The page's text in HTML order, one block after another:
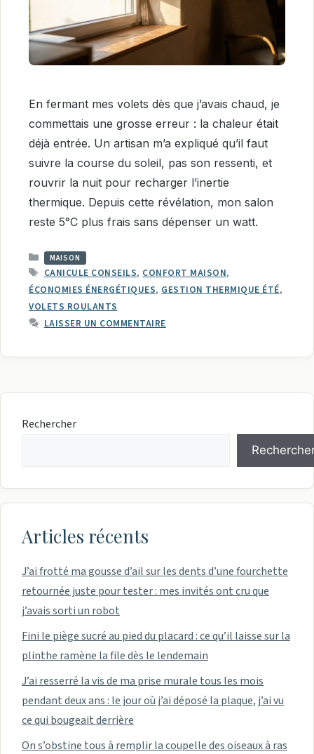
En fermant mes volets dès que j’avais chaud, je
commettais une grosse erreur : la chaleur était
déjà entrée. Un artisan m’a expliqué qu’il faut
suivre la course du soleil, pas son ressenti, et
rouvrir la nuit pour recharger l’inertie
thermique. Depuis cette révélation, mon salon
reste 5°C plus frais sans dépenser un watt.
CATÉGORIES
MAISON
ÉTIQUETTES
CANICULE CONSEILS, CONFORT MAISON,
ÉCONOMIES ÉNERGÉTIQUES, GESTION THERMIQUE ÉTÉ,
VOLETS ROULANTS
LAISSER UN COMMENTAIRE
Rechercher
Articles récents
J’ai frotté ma gousse d’ail sur les dents d’une fourchette
retournée juste pour tester : mes invités ont cru que
j’avais sorti un robot
Fini le piège sucré au pied du placard : ce qu’il laisse sur la
plinthe ramène la file dès le lendemain
J’ai resserré la vis de ma prise murale tous les mois
pendant deux ans : le jour où j’ai déposé la plaque, j’ai vu
ce qui bougeait derrière
On s’obstine tous à remplir la coupelle des oiseaux à ras